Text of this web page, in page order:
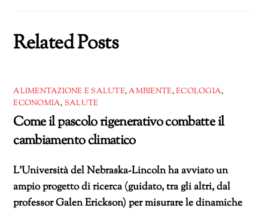
Related Posts
ALIMENTAZIONE E SALUTE,AMBIENTE,ECOLOGIA,
ECONOMIA, SALUTE
Come il pascolo rigenerativo combatte il
cambiamento climatico
L’Università del Nebraska-Lincoln ha avviato un
ampio progetto di ricerca (guidato, tra gli altri, dal
professor Galen Erickson) per misurare le dinamiche